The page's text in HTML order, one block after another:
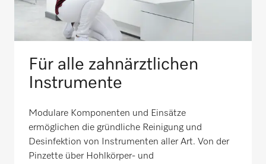
Für alle zahnärztlichen
Instrumente
Modulare Komponenten und Einsätze
ermöglichen die gründliche Reinigung und
Desinfektion von Instrumenten aller Art. Von der
Pinzette über Hohlkörper- und